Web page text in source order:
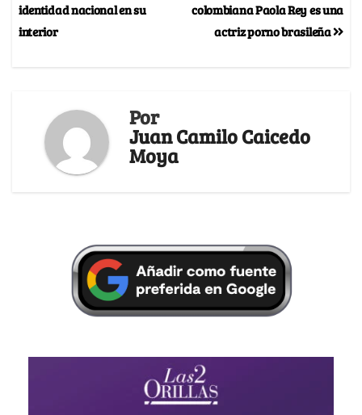
colombiana Paola Rey es una
actriz porno brasileña
identidad nacional en su
interior
Por
Juan Camilo Caicedo
Moya